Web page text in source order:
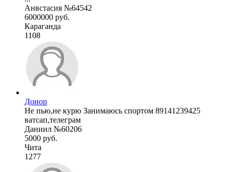
Анвстасия №64542
6000000 руб.
Караганда
1108
Донор
Не пью,не курю Занимаюсь спортом 89141239425
ватсап,телеграм
Даниил №60206
5000 руб.
Чита
1277